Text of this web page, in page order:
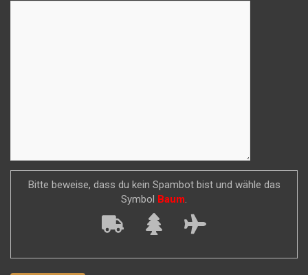
Bitte beweise, dass du kein Spambot bist und wähle das
Symbol Baum.